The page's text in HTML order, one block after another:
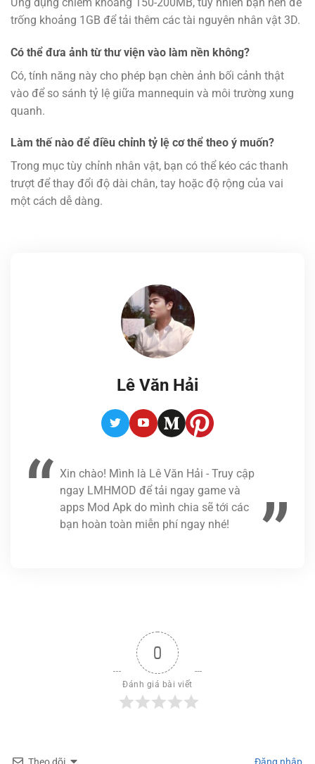
Ứng dụng chiếm khoảng 150-200MB, tuy nhiên bạn nên để
trống khoảng 1GB để tải thêm các tài nguyên nhân vật 3D.
Có thể đưa ảnh từ thư viện vào làm nền không?
Có, tính năng này cho phép bạn chèn ảnh bối cảnh thật
vào để so sánh tỷ lệ giữa mannequin và môi trường xung
quanh.
Làm thế nào để điều chỉnh tỷ lệ cơ thể theo ý muốn?
Trong mục tùy chỉnh nhân vật, bạn có thể kéo các thanh
trượt để thay đổi độ dài chân, tay hoặc độ rộng của vai
một cách dễ dàng.
Lê Văn Hải
TwitterYoutubeMediumPinterest
Xin chào! Mình là Lê Văn Hải - Truy cập
ngay LMHMOD để tải ngay game và
apps Mod Apk do mình chia sẽ tới các
bạn hoàn toàn miễn phí ngay nhé!
0
Đánh giá bài viết